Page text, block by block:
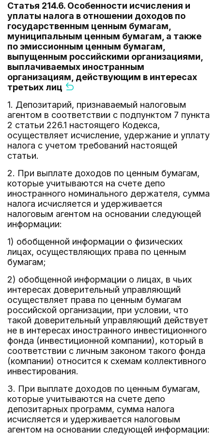
Статья 214.6. Особенности исчисления и
уплаты налога в отношении доходов по
государственным ценным бумагам,
муниципальным ценным бумагам, а также
по эмиссионным ценным бумагам,
выпущенным российскими организациями,
выплачиваемых иностранным
организациям, действующим в интересах
третьих лиц
1. Депозитарий, признаваемый налоговым
агентом в соответствии с подпунктом 7 пункта
2 статьи 226.1 настоящего Кодекса,
осуществляет исчисление, удержание и уплату
налога с учетом требований настоящей
статьи.
2. При выплате доходов по ценным бумагам,
которые учитываются на счете депо
иностранного номинального держателя, сумма
налога исчисляется и удерживается
налоговым агентом на основании следующей
информации:
1) обобщенной информации о физических
лицах, осуществляющих права по ценным
бумагам;
2) обобщенной информации о лицах, в чьих
интересах доверительный управляющий
осуществляет права по ценным бумагам
российской организации, при условии, что
такой доверительный управляющий действует
не в интересах иностранного инвестиционного
фонда (инвестиционной компании), который в
соответствии с личным законом такого фонда
(компании) относится к схемам коллективного
инвестирования.
3. При выплате доходов по ценным бумагам,
которые учитываются на счете депо
депозитарных программ, сумма налога
исчисляется и удерживается налоговым
агентом на основании следующей информации: